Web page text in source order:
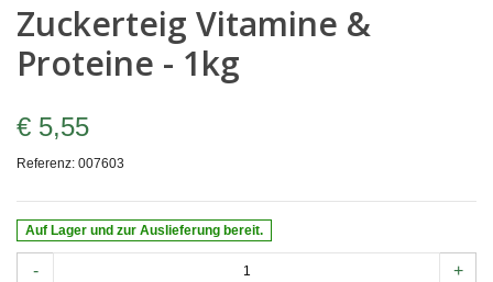
Zuckerteig Vitamine &
Proteine - 1kg
€ 5,55
Referenz: 007603
Auf Lager und zur Auslieferung bereit.
- +